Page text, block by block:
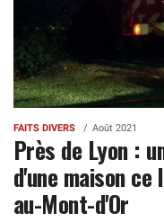
FAITS DIVERS Août 2021
Près de Lyon :
d'une maison ce
au-Mont-d'Or